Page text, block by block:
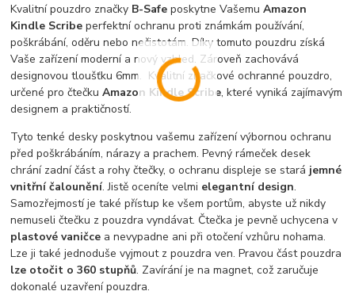
Kvalitní pouzdro značky B-Safe poskytne VašemuAmazon
Kindle Scribeperfektní ochranu proti známkám používání,
poškrábání, oděru nebo nečistotám. Díky tomuto pouzdru získá
Vaše zařízení moderní a nový vzhled. Zároveň zachovává
designovou tloušťku 6mm. Kvalitní značkové ochranné pouzdro,
určené pro čtečkuAmazon Kindle Scribe, které vyniká zajímavým
designem a praktičností.
Tyto tenké desky poskytnou vašemu zařízení výbornou ochranu
před poškrábáním, nárazy a prachem. Pevný rámeček desek
chrání zadní část a rohy čtečky, o ochranu displeje se stará jemné
vnitřní čalounění. Jistě oceníte velmi elegantní design.
Samozřejmostí je také přístup ke všem portům, abyste už nikdy
nemuseli čtečku z pouzdra vyndávat. Čtečka je pevně uchycena v
plastové vaničce a nevypadne ani při otočení vzhůru nohama.
Lze ji také jednoduše vyjmout z pouzdra ven. Pravou část pouzdra
lze otočit o 360 stupňů. Zavírání je na magnet, což zaručuje
dokonalé uzavření pouzdra.